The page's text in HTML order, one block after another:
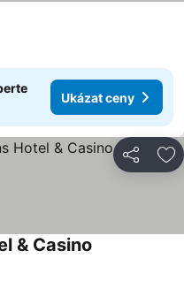
Ukázat ceny
Sdílet
& Casino